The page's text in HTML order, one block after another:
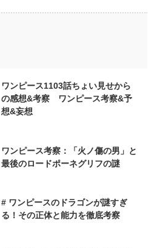
ワンピース1103話ちょい見せから
の感想&考察 ワンピース考察&予
想&妄想
ワンピース考察：「火ノ傷の男」と
最後のロードポーネグリフの謎
# ワンピースのドラゴンが謎すぎ
る！その正体と能力を徹底考察